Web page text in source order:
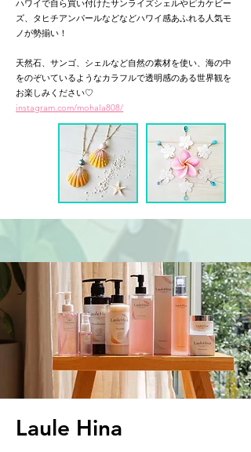
ハワイで自ら買い付けたサンライズシェルやピカケビー
ズ、タヒチアンパールなどなどハワイ感あふれる人気モ
ノが勢揃い！
天然石、サンゴ、シェルなど自然の素材を使い、海の中
をのぞいているようなカラフルで透明感のある世界観を
お楽しみください♡
instagram.com/mohala808/
Laule Hina